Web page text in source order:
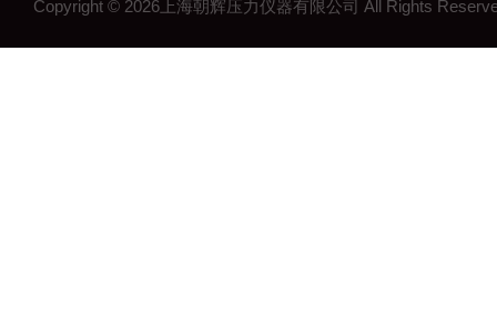
Copyright © 2026上海朝辉压力仪器有限公司 All Rights